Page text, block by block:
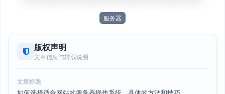
服务器
版权声明
文章信息与转载说明
文章标题